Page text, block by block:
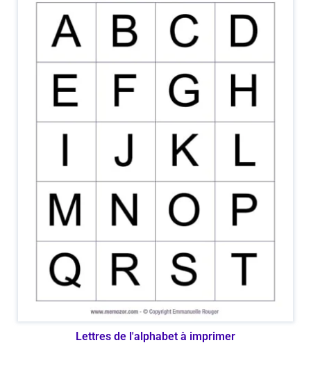
Lettres de l'alphabet à imprimer